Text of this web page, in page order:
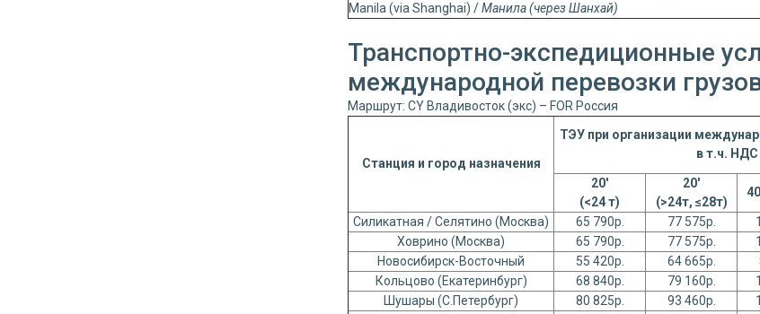
Manila (via Shanghai) /Манила (через Шанхай)
Транспортно-экспедиционные
международной перевозки
Маршрут: CY Владивосток (экс) – FOR Россия
Станция и город назначения
ТЭУ при организации
в т.ч. НДС
20'
(<24 т)
20'
(>24т, ≤28т)
Силикатная / Селятино (Москва) 65 790р. 77 575р.
Ховрино (Москва)
65 790р. 77 575р.
Новосибирск-Восточный
55 420р. 64 665р.
Кольцово (Екатеринбург)
68 840р. 79 160р.
Шушары (С.Петербург)
80 825р. 93 460р.